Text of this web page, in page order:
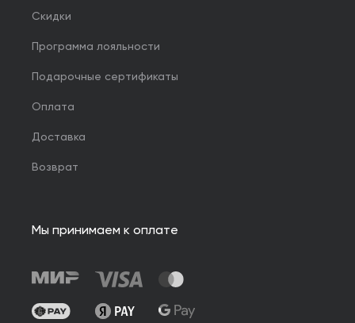
Скидки
Программа лояльности
Подарочные сертификаты
Оплата
Доставка
Возврат
Мы принимаем к оплате